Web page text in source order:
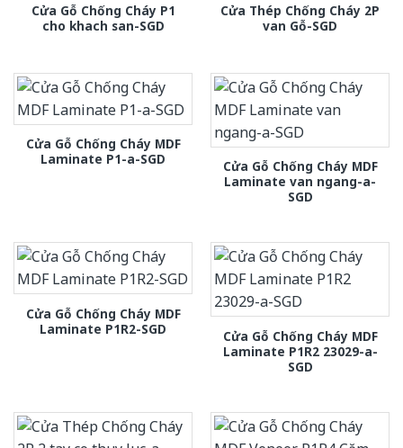
Cửa Gỗ Chống Cháy P1
cho khach san-SGD
Cửa Thép Chống Cháy 2P
van Gỗ-SGD
Cửa Gỗ Chống Cháy MDF
Laminate P1-a-SGD
Cửa Gỗ Chống Cháy MDF
Laminate van ngang-a-
SGD
Cửa Gỗ Chống Cháy MDF
Laminate P1R2-SGD
Cửa Gỗ Chống Cháy MDF
Laminate P1R2 23029-a-
SGD